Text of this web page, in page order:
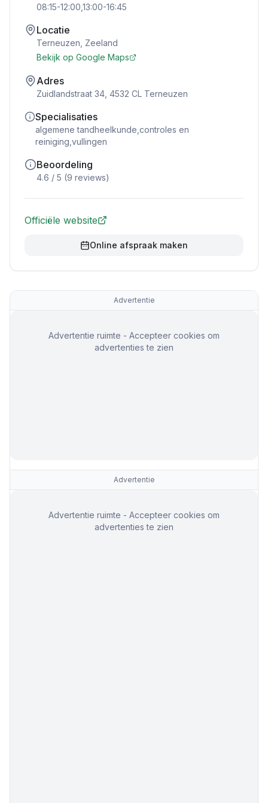
08:15-12:00,13:00-16:45
Locatie
Terneuzen Zeeland
Bekijk op Google Maps
Adres
Zuidlandstraat 34, 4532 CL Terneuzen
Specialisaties
algemene tandheelkunde,controles en
reiniging,vullingen
Beoordeling
4.6 / 5 (9 reviews)
Officiële website
Online afspraak maken
Advertentie
Advertentie ruimte - Accepteer cookies om
advertenties te zien
Advertentie
Advertentie ruimte - Accepteer cookies om
advertenties te zien